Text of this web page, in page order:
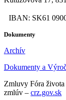
IBAN: SK61
Dokumenty
Archív
Dokumenty a
Zmluvy Fóra života
zmlúv – crz.gov.sk